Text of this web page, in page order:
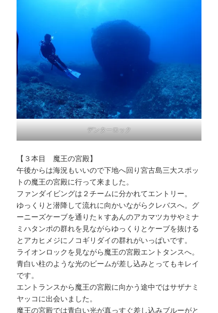
デンターロック
【３本目 魔王の宮殿】
午後からは海況もいいので下地へ回り宮古島三大スポッ
トの魔王の宮殿に行って来ました。
ファンダイビングは２チームに分かれてエントリー。
ゆっくりと潜降して流れに向かいながらクレバスへ。グ
ーニーズケーブを通りたｋすあんのアカマツカサやミナ
ミハタンポの群れを見ながらゆっくりとケーブを抜ける
とアカヒメジにノコギリダイの群れがいっぱいです。
ライオンロックを見ながら魔王の宮殿エントタンスへ。
青白い柱のような光のビームが差し込みとってもキレイ
です。
エントランスから魔王の宮殿に向かう途中ではサザナミ
ヤッコに出会いました。
魔王の宮殿では青白い光が真っすぐ差し込みブルーがと